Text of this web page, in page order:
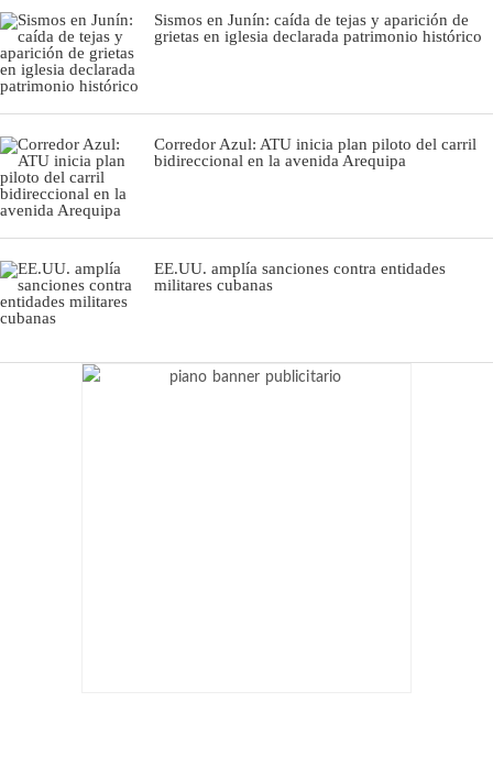
Sismos en Junín: caída de tejas y aparición de
grietas en iglesia declarada patrimonio histórico
Corredor Azul: ATU inicia plan piloto del carril
bidireccional en la avenida Arequipa
EE.UU. amplía sanciones contra entidades
militares cubanas